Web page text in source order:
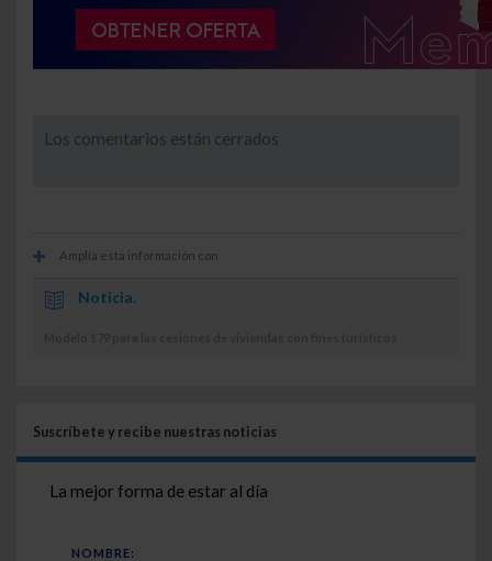
Los comentarios están cerrados
Amplía esta información con
Noticia.
Suscríbete y recibe nuestras noticias
La mejor forma de estar al día
NOMBRE: